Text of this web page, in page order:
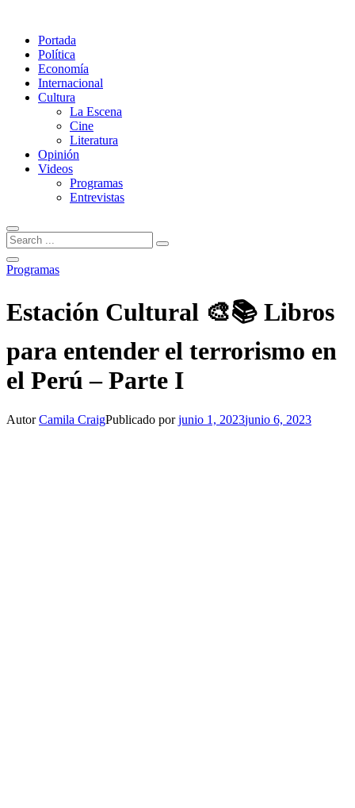
Portada
Política
Economía
Internacional
Cultura
La Escena
Cine
Literatura
Opinión
Videos
Programas
Entrevistas
Programas
Estación Cultural 🎨📚 Libros
para entender el terrorismo en
el Perú – Parte I
AutorCamila CraigPublicado porjunio 1, 2023junio 6, 2023